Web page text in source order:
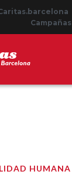
Campañas
HUMANA